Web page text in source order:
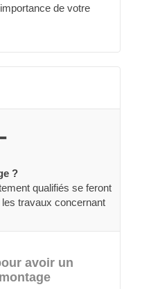
de votre
?
qualifiés se feront
travaux concernant
avoir un